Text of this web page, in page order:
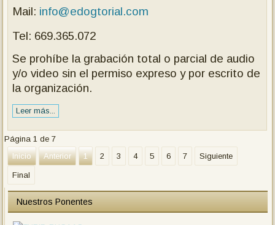
Mail: info@edogtorial.com
Tel: 669.365.072
Se prohíbe la grabación total o parcial de audio
y/o video sin el permiso expreso y por escrito de
la organización.
Leer más...
Página 1 de 7
Inicio
Anterior 1 2 3 4 5 6 7 Siguiente
Final
Nuestros Ponentes